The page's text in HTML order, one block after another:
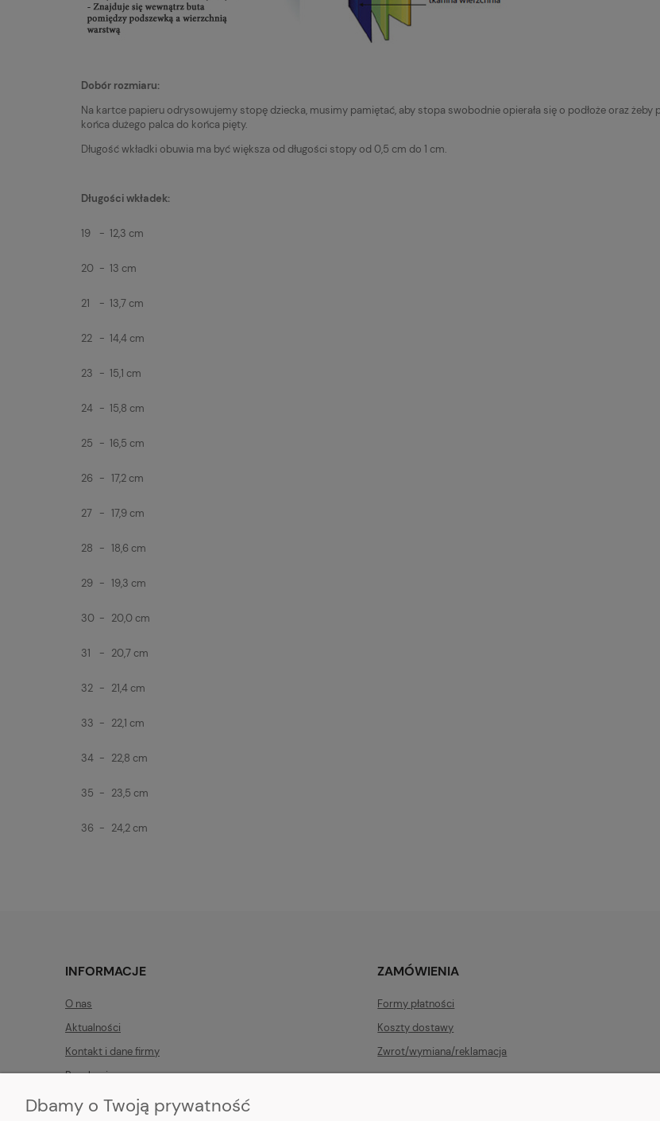
Dobór rozmiaru:
Na kartce papieru odrysowujemy stopę dziecka, musimy pamiętać, aby stopa swobodnie opierała się o podłoże oraz
końca dużego palca do końca pięty.
Długość wkładki obuwia ma być większa od długości stopy od 0,5 cm do 1 cm.
Długości wkładek:
19 - 12,3 cm
20 - 13 cm
21 - 13,7 cm
22 - 14,4 cm
23 - 15,1 cm
24 - 15,8 cm
25 - 16,5 cm
26 - 17,2 cm
27 - 17,9 cm
28 - 18,6 cm
29 - 19,3 cm
30 - 20,0 cm
31 - 20,7 cm
32 - 21,4 cm
33 - 22,1 cm
34 - 22,8 cm
35 - 23,5 cm
36 - 24,2 cm
INFORMACJE
O nas
Aktualności
Kontakt i dane firmy
Regulamin
ZAMÓWIENIA
Formy płatności
Koszty dostawy
Zwrot/wymiana/reklamacja
Dbamy o Twoją prywatność